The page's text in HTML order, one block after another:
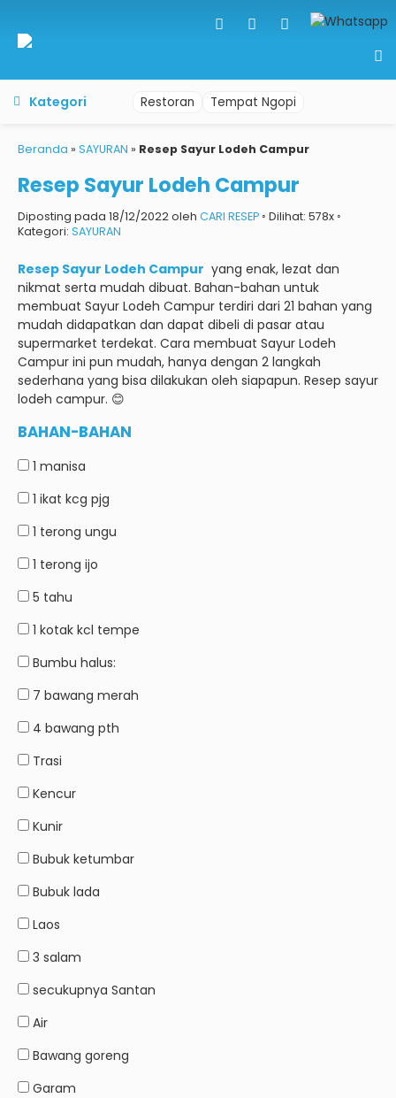
Kategori Restoran Tempat Ngopi
Beranda » SAYURAN » Resep Sayur Lodeh Campur
Resep Sayur Lodeh Campur
Diposting pada 18/12/2022 oleh CARI RESEP◦ Dilihat: 578x ◦
Kategori: SAYURAN
Resep Sayur Lodeh Campur yang enak, lezat dan
nikmat serta mudah dibuat. Bahan-bahan untuk
membuat Sayur Lodeh Campur terdiri dari 21 bahan yang
mudah didapatkan dan dapat dibeli di pasar atau
supermarket terdekat. Cara membuat Sayur Lodeh
Campur ini pun mudah, hanya dengan 2 langkah
sederhana yang bisa dilakukan oleh siapapun. Resep sayur
lodeh campur. 😊
BAHAN-BAHAN
1 manisa
1 ikat kcg pjg
1 terong ungu
1 terong ijo
5 tahu
1 kotak kcl tempe
Bumbu halus:
7 bawang merah
4 bawang pth
Trasi
Kencur
Kunir
Bubuk ketumbar
Bubuk lada
Laos
3 salam
secukupnya Santan
Air
Bawang goreng
Garam